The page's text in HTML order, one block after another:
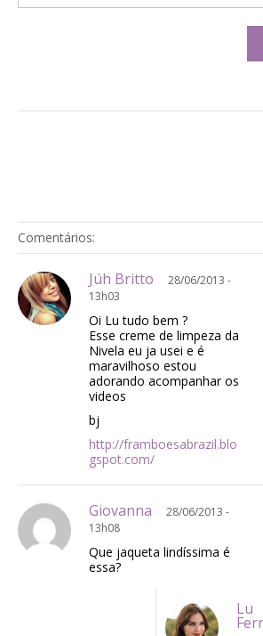
Comentários:
Júh Britto
28/06/2013 -
13h03
Oi Lu tudo bem ?
Esse creme de limpeza da
Nivela eu ja usei e é
maravilhoso estou
adorando acompanhar os
videos
bj
http://framboesabrazil.blo
gspot.com/
Giovanna
28/06/2013 -
13h08
Que jaqueta lindíssima é
essa?
Lu